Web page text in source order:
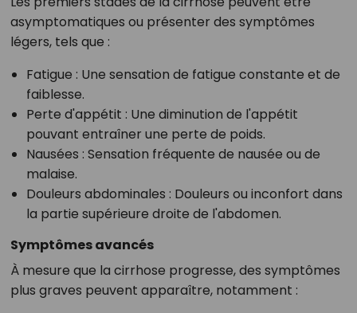
asymptomatiques ou présenter des symptômes
légers, tels que :
Fatigue : Une sensation de fatigue constante et de
faiblesse.
Perte d'appétit : Une diminution de l'appétit
pouvant entraîner une perte de poids.
Nausées : Sensation fréquente de nausée ou de
malaise.
Douleurs abdominales : Douleurs ou inconfort dans
la partie supérieure droite de l'abdomen.
Symptômes avancés
À mesure que la cirrhose progresse, des symptômes
plus graves peuvent apparaître, notamment :